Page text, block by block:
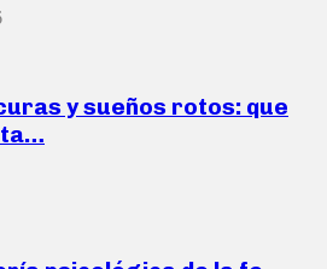
y sueños rotos: que